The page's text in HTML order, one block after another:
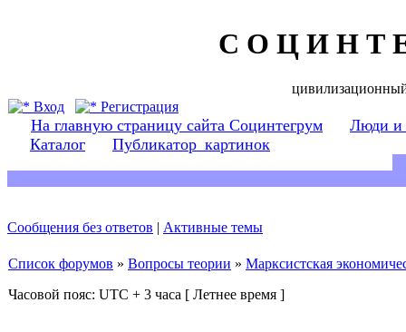
С О Ц И Н Т
Вход
Регистрация
На главную страницу сайта Социнтегрум
Люди и
Каталог
Публикатор_картинок
Сообщения без ответов | Активные темы
Список форумов » Вопросы теории » Марксистская
Часовой пояс: UTC + 3 часа [ Летнее время ]